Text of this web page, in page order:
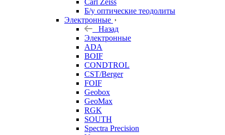
Carl Zeiss
Б/у оптические теодолиты
Электронные
Назад
Электронные
ADA
BOIF
CONDTROL
CST/Berger
FOIF
Geobox
GeoMax
RGK
SOUTH
Spectra Precision